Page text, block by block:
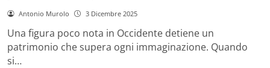
Antonio Murolo 3 Dicembre 2025
Una figura poco nota in Occidente detiene un
patrimonio che supera ogni immaginazione. Quando
si…